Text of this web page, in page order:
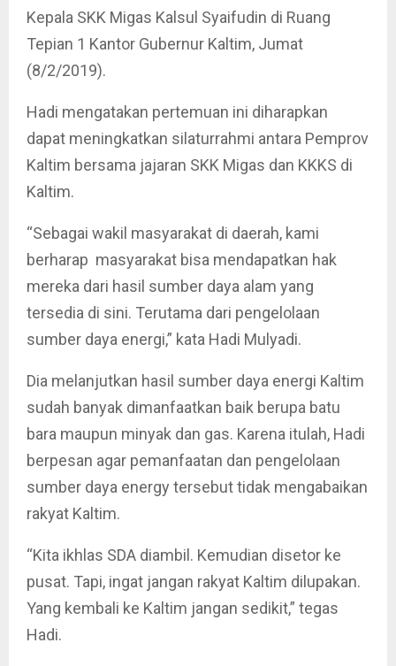
Kepala SKK Migas Kalsul Syaifudin di Ruang
Tepian 1 Kantor Gubernur Kaltim, Jumat
(8/2/2019).
Hadi mengatakan pertemuan ini diharapkan
dapat meningkatkan silaturrahmi antara Pemprov
Kaltim bersama jajaran SKK Migas dan KKKS di
Kaltim.
“Sebagai wakil masyarakat di daerah, kami
berharap masyarakat bisa mendapatkan hak
mereka dari hasil sumber daya alam yang
tersedia di sini. Terutama dari pengelolaan
sumber daya energi,” kata Hadi Mulyadi.
Dia melanjutkan hasil sumber daya energi Kaltim
sudah banyak dimanfaatkan baik berupa batu
bara maupun minyak dan gas. Karena itulah, Hadi
berpesan agar pemanfaatan dan pengelolaan
sumber daya energy tersebut tidak mengabaikan
rakyat Kaltim.
“Kita ikhlas SDA diambil. Kemudian disetor ke
pusat. Tapi, ingat jangan rakyat Kaltim dilupakan.
Yang kembali ke Kaltim jangan sedikit,” tegas
Hadi.